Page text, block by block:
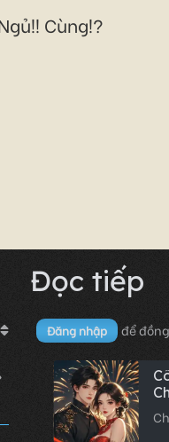
Cùng!?
Đọc tiếp
Đăng nhập để